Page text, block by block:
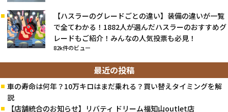
【ハスラーのグレードごとの違い】装備の違いが一覧
で全てわかる！1882人が選んだハスラーのおすすめグ
レードもご紹介！みんなの人気投票も必見！
82k件のビュー
最近の投稿
車の寿命は何年？10万キロはまだ乗れる？買い替えタイミングを解
説
【店舗統合のお知らせ】リバティ ドリーム福知山outlet店